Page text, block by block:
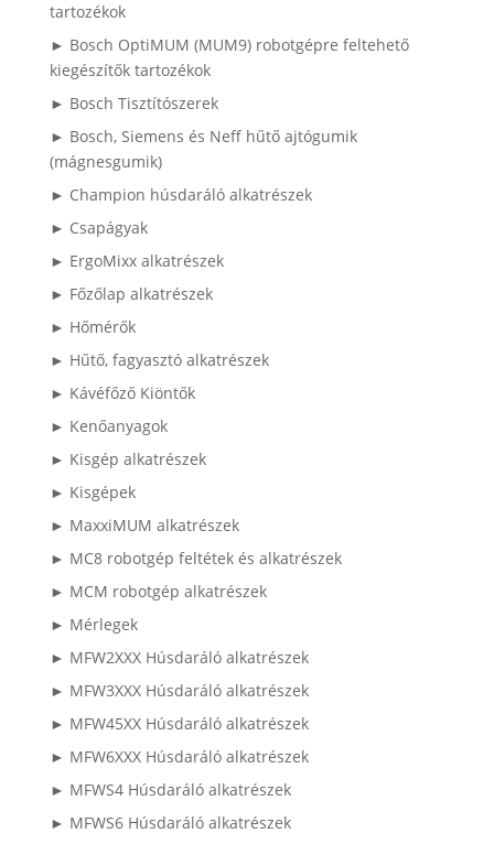
tartozékok
► Bosch OptiMUM (MUM9) robotgépre feltehető
kiegészítők tartozékok
► Bosch Tisztítószerek
► Bosch, Siemens és Neff hűtő ajtógumik
(mágnesgumik)
► Champion húsdaráló alkatrészek
► Csapágyak
► ErgoMixx alkatrészek
► Főzőlap alkatrészek
► Hőmérők
► Hűtő, fagyasztó alkatrészek
► Kávéfőző Kiöntők
► Kenőanyagok
► Kisgép alkatrészek
► Kisgépek
► MaxxiMUM alkatrészek
► MC8 robotgép feltétek és alkatrészek
► MCM robotgép alkatrészek
► Mérlegek
► MFW2XXX Húsdaráló alkatrészek
► MFW3XXX Húsdaráló alkatrészek
► MFW45XX Húsdaráló alkatrészek
► MFW6XXX Húsdaráló alkatrészek
► MFWS4 Húsdaráló alkatrészek
► MFWS6 Húsdaráló alkatrészek